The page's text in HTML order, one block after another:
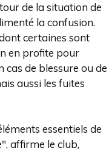
de la situation de
la confusion.
certaines sont
en profite pour
cas de blessure ou de
aussi les fuites
essentiels de
affirme le club,